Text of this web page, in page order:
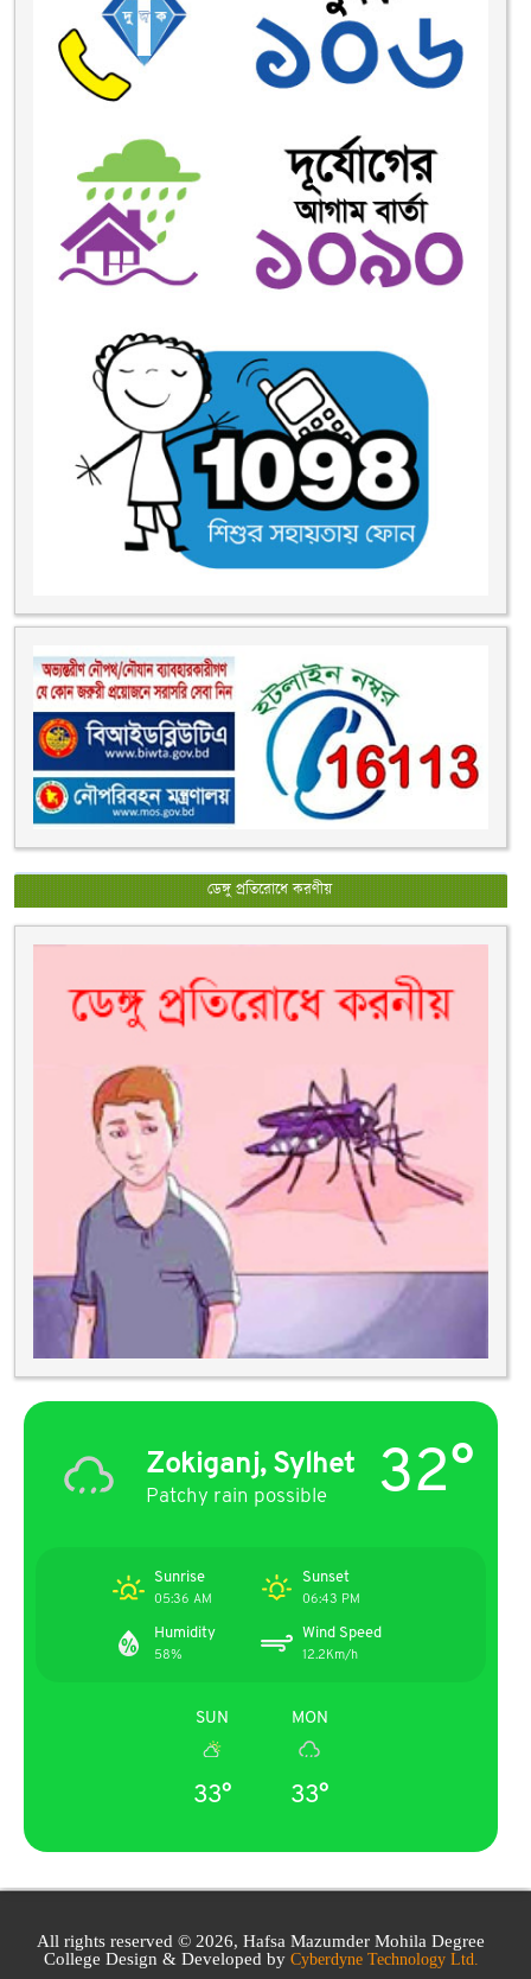
ডেঙ্গু প্রতিরোধে করণীয়
Zokiganj, Sylhet
Patchy rain possible 32°
Sunrise
05:36 AM
Sunset
06:43 PM
Humidity
58%
Wind Speed
12.2Km/h
SUN
33°
MON
33°
All rights reserved © 2026, Hafsa Mazumder Mohila Degree
College Design & Developed by Cyberdyne Technology Ltd.